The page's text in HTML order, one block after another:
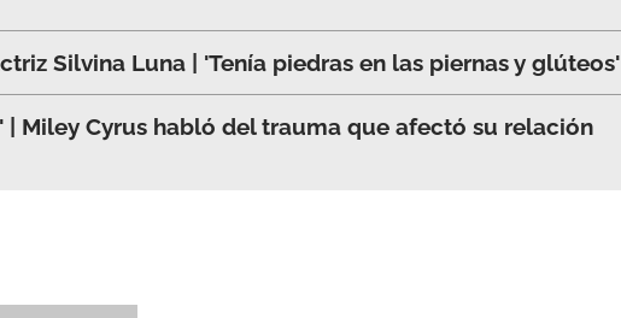
Silvina Luna | 'Tenía piedras en las piernas y glúteos'
Miley Cyrus habló del trauma que afectó su relación